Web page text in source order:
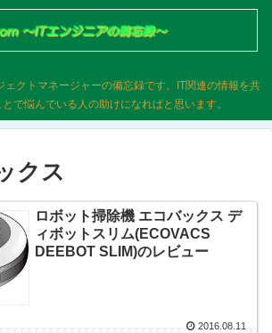
ェクトマネージャーの備忘録です。IT関連の情報を共
で悩んでいる人の助けになればと思います。
クス
ロボット掃除機 エコバックス デ
ィボットスリム(ECOVACS
DEEBOT SLIM)のレビュー
2016.08.11